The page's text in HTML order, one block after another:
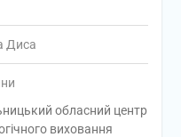
Диса
обласний центр
виховання